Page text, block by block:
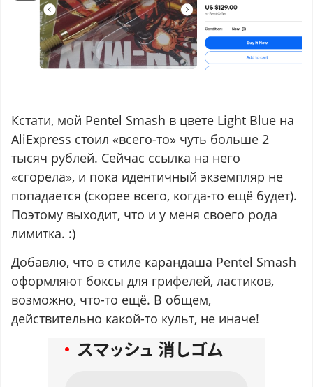
Кстати, мой Pentel Smash в цвете Light Blue на
AliExpress стоил «всего-то» чуть больше 2
тысяч рублей. Сейчас ссылка на него
«сгорела», и пока идентичный экземпляр не
попадается (скорее всего, когда-то ещё будет).
Поэтому выходит, что и у меня своего рода
лимитка. :)
Добавлю, что в стиле карандаша Pentel Smash
оформляют боксы для грифелей, ластиков,
возможно, что-то ещё. В общем,
действительно какой-то культ, не иначе!